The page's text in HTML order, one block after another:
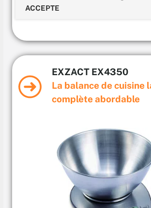
ACCEPTE
EXZACT EX4350
La balance de cuisine
complète abordable